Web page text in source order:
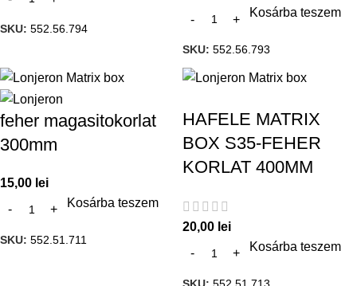
SKU: 552.56.794
Kosárba teszem
SKU: 552.56.793
feher magasitokorlat
300mm
15,00 lei
Kosárba teszem
SKU: 552.51.711
HAFELE MATRIX
BOX S35-FEHER
KORLAT 400MM
20,00 lei
Kosárba teszem
SKU: 552.51.713